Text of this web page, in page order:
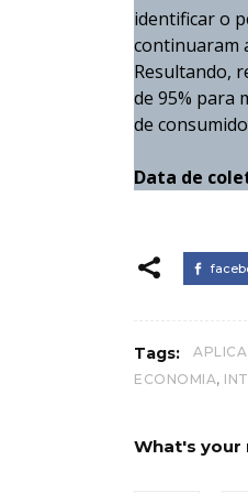
identificar o
continuaram
Resultando,
de 95% para
de
Data de
Tags:
ECONOMIA,
What's your